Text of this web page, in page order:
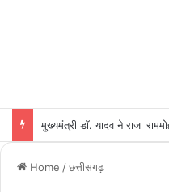
मुख्यमंत्री डॉ. यादव ने राजा
Home /छत्तीसगढ़